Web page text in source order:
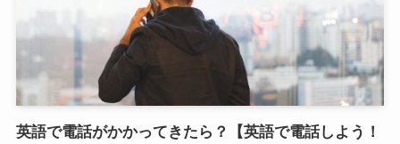
英語で電話がかかってきたら？【英語で電話しよう！